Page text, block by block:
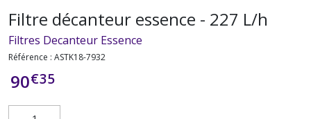
Filtre décanteur essence - 227 L/h
Filtres Decanteur Essence
Référence : ASTK18-7932
90€35